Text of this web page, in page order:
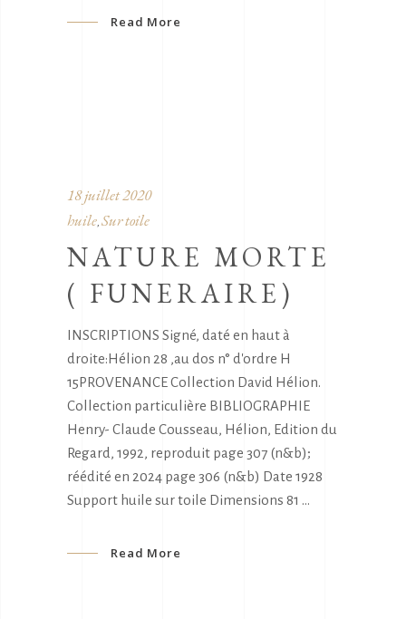
Read More
18 juillet 2020
huile, Sur toile
NATURE MORTE
( FUNERAIRE)
INSCRIPTIONS Signé, daté en haut à
droite:Hélion 28 ,au dos n° d'ordre H
15PROVENANCE Collection David Hélion.
Collection particulière BIBLIOGRAPHIE
Henry- Claude Cousseau, Hélion, Edition du
Regard, 1992, reproduit page 307 (n&b);
réédité en 2024 page 306 (n&b) Date 1928
Support huile sur toile Dimensions 81
Read More